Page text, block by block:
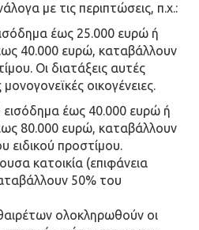
με τις περιπτώσεις, π.χ.:
έως 25.000 ευρώ ή
40.000 ευρώ, καταβάλλουν
Οι διατάξεις αυτές
οικογένειες.
εισόδημα έως 40.000 ευρώ ή
80.000 ευρώ, καταβάλλουν
ειδικού προστίμου.
κατοικία (επιφάνεια
50% του
ολοκληρωθούν οι